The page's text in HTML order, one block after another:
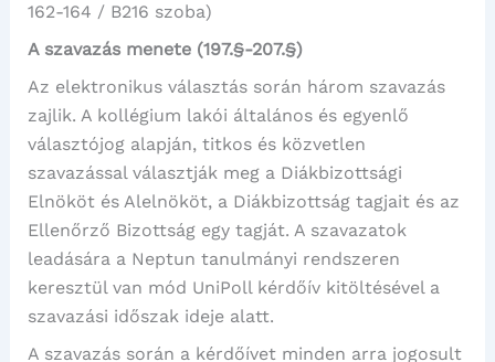
162-164 / B216 szoba)
A szavazás menete (197.§-207.§)
Az elektronikus választás során három szavazás
zajlik. A kollégium lakói általános és egyenlő
választójog alapján, titkos és közvetlen
szavazással választják meg a Diákbizottsági
Elnököt és Alelnököt, a Diákbizottság tagjait és az
Ellenőrző Bizottság egy tagját. A szavazatok
leadására a Neptun tanulmányi rendszeren
keresztül van mód UniPoll kérdőív kitöltésével a
szavazási időszak ideje alatt.
A szavazás során a kérdőívet minden arra jogosult